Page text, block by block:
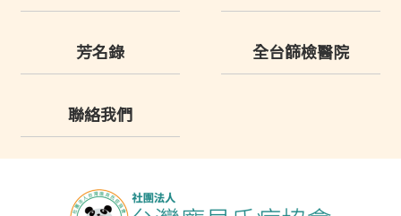
芳名錄 全台篩檢醫院
聯絡我們